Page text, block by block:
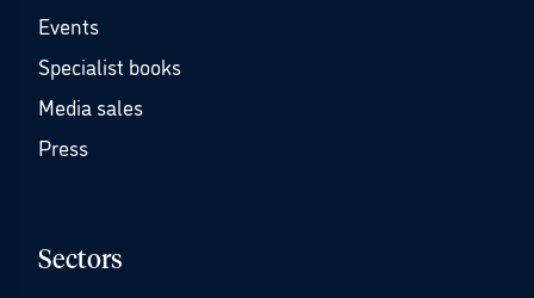
Events
Specialist books
Media sales
Press
Sectors